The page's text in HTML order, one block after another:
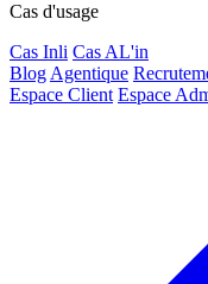
Cas d'usage
Cas Inli Cas AL'in
Blog Agentique
Espace Client Espace